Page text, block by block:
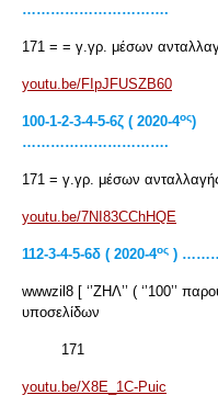
………………………….
171 = = γ.γρ. μέσων
youtu.be/FIpJFUSZB60
100-1-2-3-4-5-6ζ ( 2020-4ος)
………………………….
171 = γ.γρ. μέσων
youtu.be/7NI83CChHQE
112-3-4-5-6δ ( 2020-4ος )
wwwzil8 [ ‘’ΖΗΛ’’ ( ‘’100’’
υποσελίδων
171
youtu.be/X8E_1C-Puic